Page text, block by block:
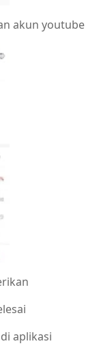
akun youtube
aplikasi